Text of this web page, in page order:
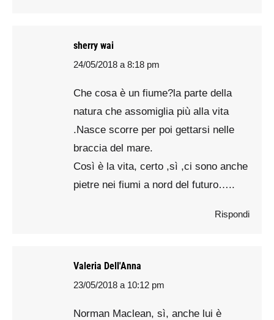
sherry wai
says:
24/05/2018 a 8:18 pm
Che cosa è un fiume?la parte della
natura che assomiglia più alla vita
.Nasce scorre per poi gettarsi nelle
braccia del mare.
Così è la vita, certo ,sì ,ci sono anche
pietre nei fiumi a nord del futuro…..
Rispondi
Valeria Dell'Anna
says:
23/05/2018 a 10:12 pm
Norman Maclean, sì, anche lui è